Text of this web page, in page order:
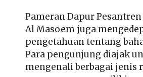
Pameran Dapur
Al Masoem juga
pengetahuan tentang
Para pengunjung diajak
mengenali berbagai jenis